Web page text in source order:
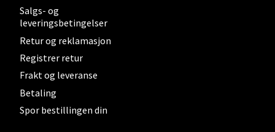
Salgs- og
leveringsbetingelser
Retur og reklamasjon
Registrer retur
Frakt og leveranse
Betaling
Spor bestillingen din
Oslo - Thon Senter Storo
Vitaminveien 7 - 9, 0485 Oslo
Åpent i dag 10-21
0 i butikk